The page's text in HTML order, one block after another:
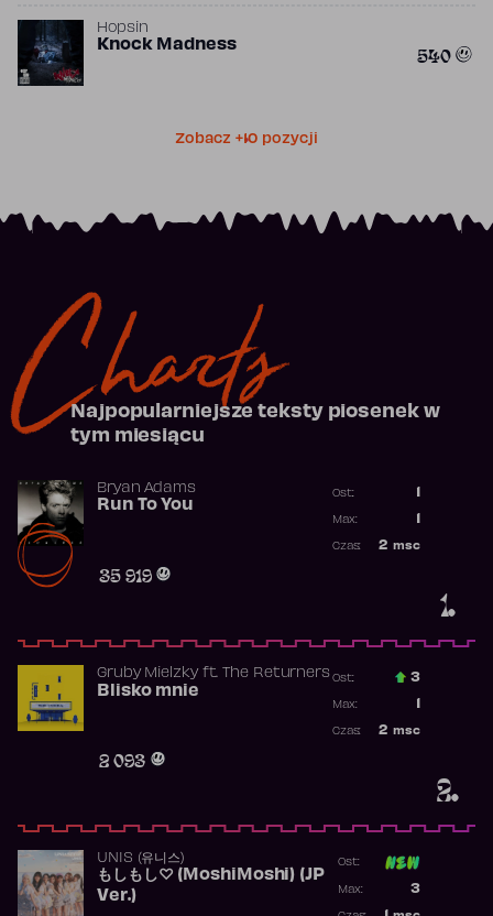
Hopsin
Knock Madness 540
Zobacz +10 pozycji
Charts
Najpopularniejsze teksty piosenek w
tym miesiącu
1.
Bryan Adams
Run To You
35 919
Ost.:
Max:
2 msc
Czas:
2.
Gruby Mielzkyft. The Returners
Blisko mnie
2 093
Ost.: 3
Max:
2 msc
Czas:
UNIS (유니스)
もしもし♡ (MoshiMoshi) (JP
Ver.)
Ost:
3
Max: